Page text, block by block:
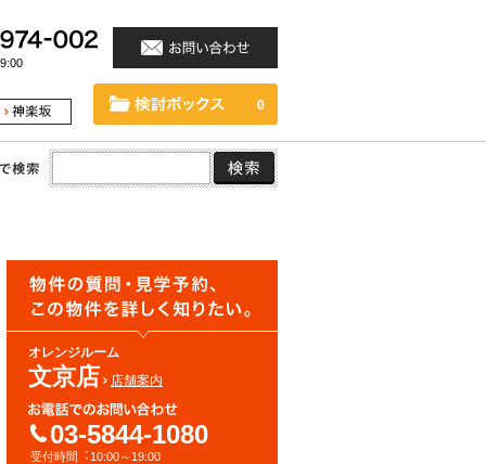
0
オレンジルーム
文京店 店舗案内
03-5844-1080
受付時間︓10:00～19:00